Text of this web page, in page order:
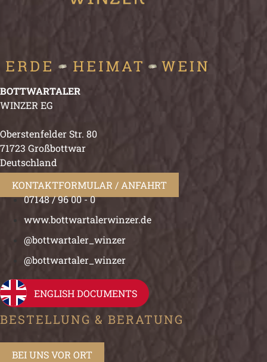
BOTTWARTALER
WINZER EG
Oberstenfelder Str. 80
71723 Großbottwar
Deutschland
KONTAKTFORMULAR / ANFAHRT
07148 / 96 00 - 0
www.bottwartalerwinzer.de
@bottwartaler_winzer
@bottwartaler_winzer
ENGLISH DOCUMENTS
BESTELLUNG & BERATUNG
BEI UNS VOR ORT